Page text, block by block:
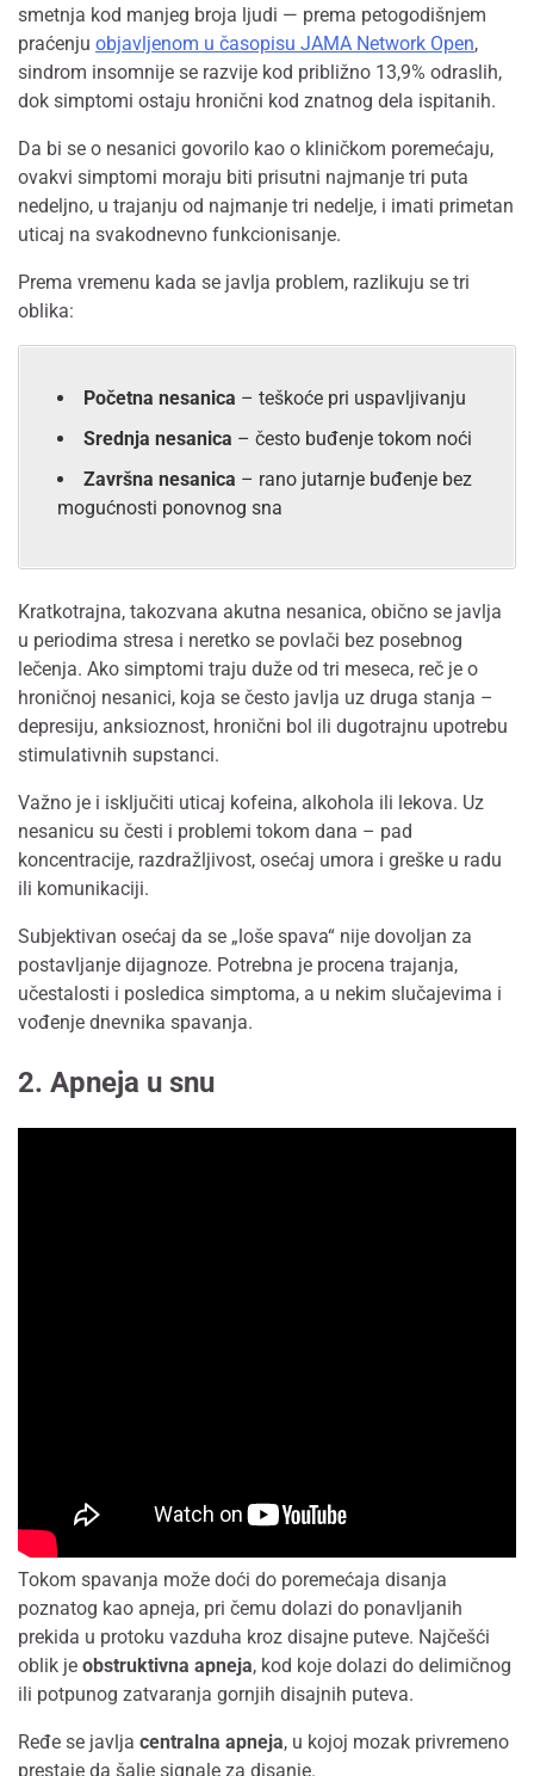
smetnja kod manjeg broja ljudi — prema petogodišnjem
praćenju objavljenom u časopisu JAMA Network Open,
sindrom insomnije se razvije kod približno 13,9% odraslih,
dok simptomi ostaju hronični kod znatnog dela ispitanih.
Da bi se o nesanici govorilo kao o kliničkom poremećaju,
ovakvi simptomi moraju biti prisutni najmanje tri puta
nedeljno, u trajanju od najmanje tri nedelje, i imati primetan
uticaj na svakodnevno funkcionisanje.
Prema vremenu kada se javlja problem, razlikuju se tri
oblika:
Početna nesanica – teškoće pri uspavljivanju
Srednja nesanica – često buđenje tokom noći
Završna nesanica – rano jutarnje buđenje bez
mogućnosti ponovnog sna
Kratkotrajna, takozvana akutna nesanica, obično se javlja
u periodima stresa i neretko se povlači bez posebnog
lečenja. Ako simptomi traju duže od tri meseca, reč je o
hroničnoj nesanici, koja se često javlja uz druga stanja –
depresiju, anksioznost, hronični bol ili dugotrajnu upotrebu
stimulativnih supstanci.
Važno je i isključiti uticaj kofeina, alkohola ili lekova. Uz
nesanicu su česti i problemi tokom dana – pad
koncentracije, razdražljivost, osećaj umora i greške u radu
ili komunikaciji.
Subjektivan osećaj da se „loše spava“ nije dovoljan za
postavljanje dijagnoze. Potrebna je procena trajanja,
učestalosti i posledica simptoma, a u nekim slučajevima i
vođenje dnevnika spavanja.
2. Apneja u snu
Tokom spavanja može doći do poremećaja disanja
poznatog kao apneja, pri čemu dolazi do ponavljanih
prekida u protoku vazduha kroz disajne puteve. Najčešći
oblik je obstruktivna apneja, kod koje dolazi do delimičnog
ili potpunog zatvaranja gornjih disajnih puteva.
Ređe se javlja centralna apneja, u kojoj mozak privremeno
prestaje da šalje signale za disanje.